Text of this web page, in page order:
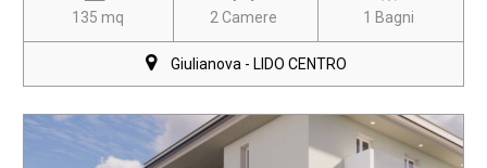
135 mq 2 Camere 1 Bagni
Giulianova - LIDO CENTRO